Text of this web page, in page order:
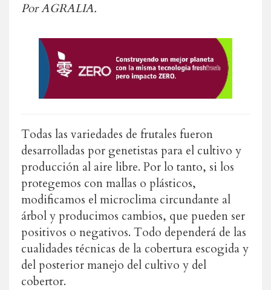
Por AGRALIA.
Todas las variedades de frutales fueron
desarrolladas por genetistas para el cultivo y
producción al aire libre. Por lo tanto, si los
protegemos con mallas o plásticos,
modificamos el microclima circundante al
árbol y producimos cambios, que pueden ser
positivos o negativos. Todo dependerá de las
cualidades técnicas de la cobertura escogida y
del posterior manejo del cultivo y del
cobertor.